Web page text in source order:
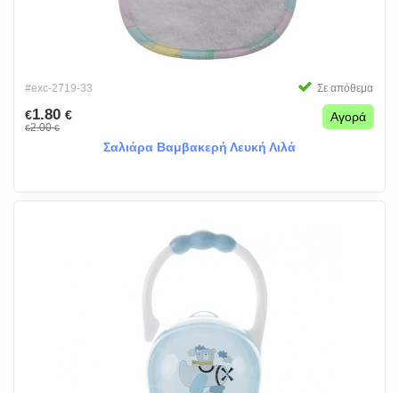
#exc-2719-33 Σε απόθεμα
€1.80 €
€2.00€
Αγορά
Σαλιάρα Βαμβακερή Λευκή Λιλά